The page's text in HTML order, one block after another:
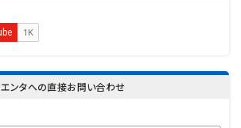
エンタへの直接お問い合わせ